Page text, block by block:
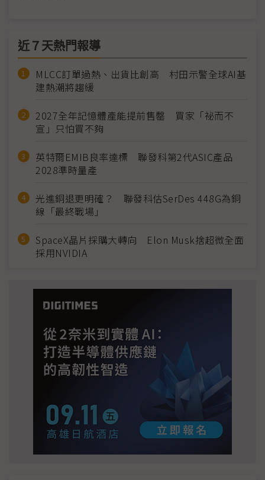
近７天熱門報導
MLCC訂單過熱、出貨比創高 村田示警全球AI基
建熱潮將趨緩
2027全年記憶體產能提前售罄 買家「祕而不
宣」只怕買不夠
英特爾EMIB良率達標 聯發科第2代ASIC產品
2028準時量產
光進銅退更明確？ 聯發科估SerDes 448G為銅
線「最終戰場」
SpaceX晶片採購大轉向 Elon Musk捨超微全面
採用NVIDIA